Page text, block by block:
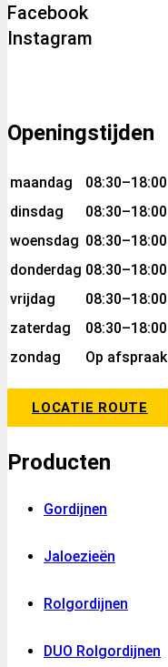
Facebook
Instagram
Openingstijden
maandag
08:30–18:00
dinsdag
08:30–18:00
woensdag 08:30–18:00
donderdag 08:30–18:00
vrijdag
08:30–18:00
zaterdag
08:30–18:00
zondag
Op afspraak
LOCATIE ROUTE
Producten
Gordijnen
Jaloezieën
Rolgordijnen
DUO Rolgordijnen